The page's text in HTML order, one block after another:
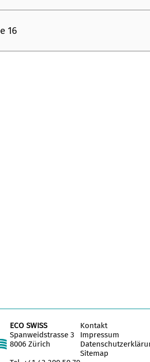
16
ECO SWISS
Spanweidstrasse 3
8006 Zürich
Kontakt
Impressum
Sitemap